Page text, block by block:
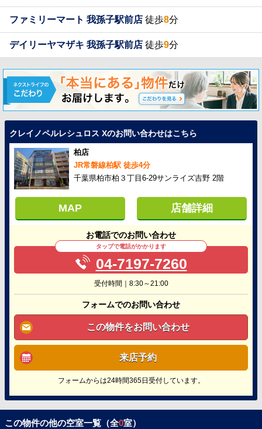
ファミリーマート 我孫子駅前店 徒歩8分
デイリーヤマザキ 我孫子駅前店 徒歩9分
クレイノペルレシュロス Xのお問い合わせはこちら
柏店
JR常磐線柏駅 徒歩4分
千葉県柏市柏３丁目6-29サンライズ吉野 2階
MAP 店舗詳細
お電話でのお問い合わせ
タップで電話がかかります
04-7197-7260
受付時間｜8:30～21:00
フォームでのお問い合わせ
この物件をお問い合わせ
来店予約
フォームからは24時間365日受付しています。
この物件の他の空室一覧（全0室）